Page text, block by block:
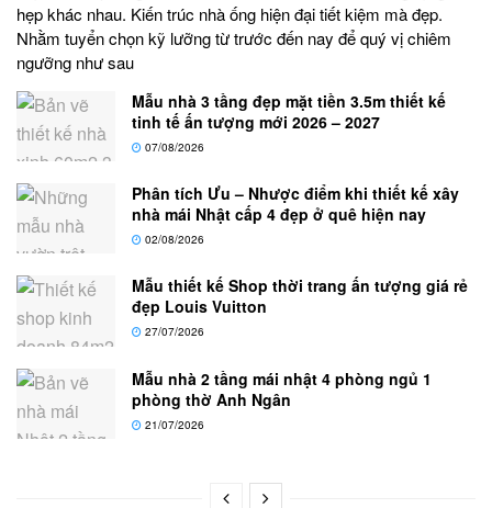
hẹp khác nhau. Kiến trúc nhà ống hiện đại tiết kiệm mà đẹp.
Nhằm tuyển chọn kỹ lưỡng từ trước đến nay để quý vị chiêm
ngưỡng như sau
Mẫu nhà 3 tầng đẹp mặt tiền 3.5m thiết kế
tinh tế ấn tượng mới 2026 – 2027
07/08/2026
Phân tích Ưu – Nhược điểm khi thiết kế xây
nhà mái Nhật cấp 4 đẹp ở quê hiện nay
02/08/2026
Mẫu thiết kế Shop thời trang ấn tượng giá rẻ
đẹp Louis Vuitton
27/07/2026
Mẫu nhà 2 tầng mái nhật 4 phòng ngủ 1
phòng thờ Anh Ngân
21/07/2026